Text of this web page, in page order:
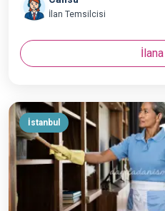
İlan Temsilcisi
İstanbul